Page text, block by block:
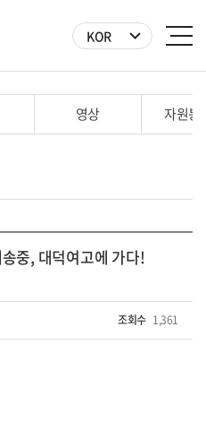
KOR
영상 자원봉
중, 대덕여고에 가다!
조회수 1,361